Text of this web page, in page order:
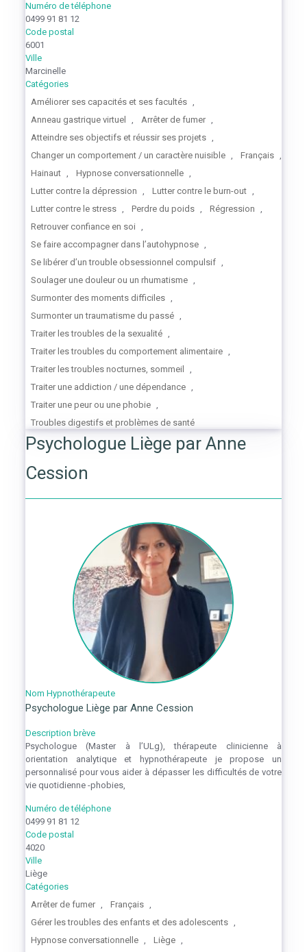
Numéro de téléphone
0499 91 81 12
Code postal
6001
Ville
Marcinelle
Catégories
Améliorer ses capacités et ses facultés ,
Anneau gastrique virtuel
, Arrêter de fumer ,
Atteindre ses objectifs et réussir ses projets ,
Changer un comportement / un caractère nuisible , Français ,
Hainaut , Hypnose conversationnelle ,
Lutter contre la dépression , Lutter contre le burn-out ,
Lutter contre le stress , Perdre du poids , Régression ,
Retrouver confiance en soi ,
Se faire accompagner dans l’autohypnose ,
Se libérer d’un trouble obsessionnel compulsif ,
Soulager une douleur ou un rhumatisme ,
Surmonter des moments difficiles ,
Surmonter un traumatisme du passé ,
Traiter les troubles de la sexualité ,
Traiter les troubles du comportement alimentaire ,
Traiter les troubles nocturnes, sommeil
,
Traiter une addiction / une dépendance ,
Traiter une peur ou une phobie ,
Troubles digestifs et problèmes de santé
Psychologue Liège par Anne
Cession
Nom Hypnothérapeute
Psychologue Liège par Anne Cession
Description brève
Psychologue (Master à l’ULg), thérapeute clinicienne à
orientation analytique et hypnothérapeute je propose un
personnalisé pour vous aider à dépasser les difficultés de votre
vie quotidienne -phobies,
Numéro de téléphone
0499 91 81 12
Code postal
4020
Ville
Liège
Catégories
Arrêter de fumer , Français ,
Gérer les troubles des enfants et des adolescents ,
Hypnose conversationnelle , Liège ,